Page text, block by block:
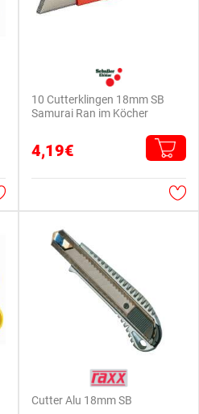
10 Cutterklingen 18mm SB
Samurai Ran im Köcher
4,19€
Cutter Alu 18mm SB